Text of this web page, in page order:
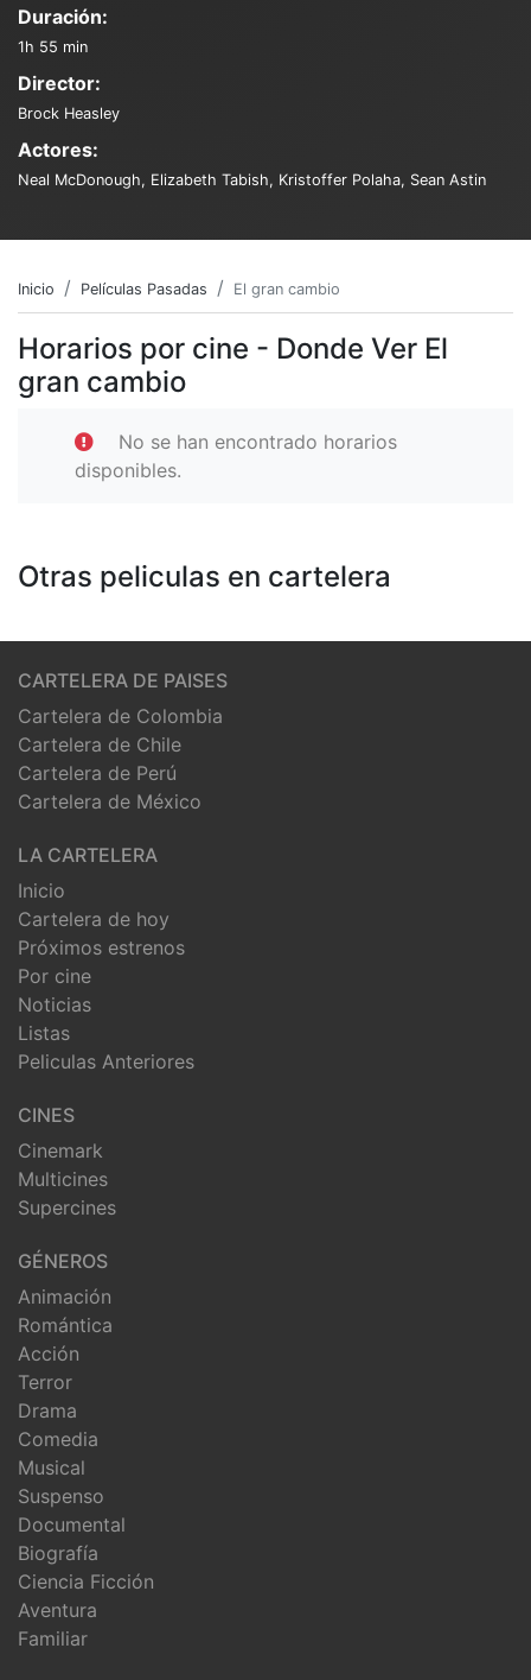
Duración:
1h 55 min
Director:
Brock Heasley
Actores:
Neal McDonough, Elizabeth Tabish, Kristoffer Polaha, Sean Astin
Inicio Películas Pasadas El gran cambio
Horarios por cine - Donde Ver El
gran cambio
No se han encontrado horarios
disponibles.
Otras peliculas en cartelera
CARTELERA DE PAISES
Cartelera de Colombia
Cartelera de Chile
Cartelera de Perú
Cartelera de México
LA CARTELERA
Inicio
Cartelera de hoy
Próximos estrenos
Por cine
Noticias
Listas
Peliculas Anteriores
CINES
Cinemark
Multicines
Supercines
GÉNEROS
Animación
Romántica
Acción
Terror
Drama
Comedia
Musical
Suspenso
Documental
Biografía
Ciencia Ficción
Aventura
Familiar